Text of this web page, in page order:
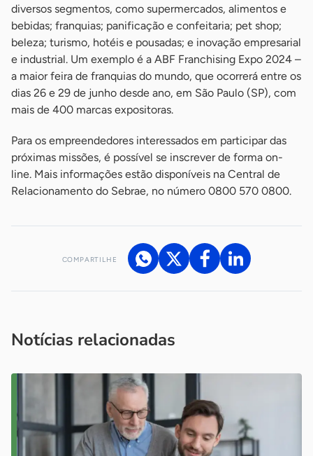
diversos segmentos, como supermercados, alimentos e
bebidas; franquias; panificação e confeitaria; pet shop;
beleza; turismo, hotéis e pousadas; e inovação empresarial
e industrial. Um exemplo é a ABF Franchising Expo 2024 –
a maior feira de franquias do mundo, que ocorrerá entre os
dias 26 e 29 de junho desde ano, em São Paulo (SP), com
mais de 400 marcas expositoras.
Para os empreendedores interessados em participar das
próximas missões, é possível se inscrever de forma on-
line. Mais informações estão disponíveis na Central de
Relacionamento do Sebrae, no número 0800 570 0800.
COMPARTILHE
Notícias relacionadas